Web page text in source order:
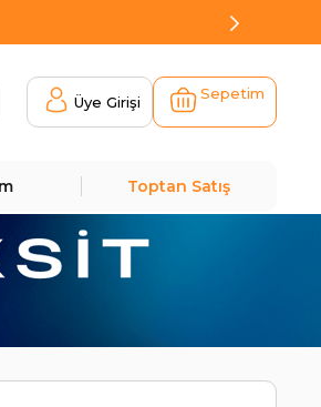
Üye Girişi Sepetim
Toptan Satış